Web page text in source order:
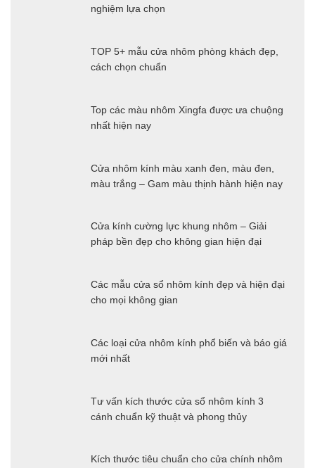
nghiệm lựa chọn
TOP 5+ mẫu cửa nhôm phòng khách đẹp,
cách chọn chuẩn
Top các màu nhôm Xingfa được ưa chuộng
nhất hiện nay
Cửa nhôm kính màu xanh đen, màu đen,
màu trắng – Gam màu thịnh hành hiện nay
Cửa kính cường lực khung nhôm – Giải
pháp bền đẹp cho không gian hiện đại
Các mẫu cửa sổ nhôm kính đẹp và hiện đại
cho mọi không gian
Các loại cửa nhôm kính phổ biến và báo giá
mới nhất
Tư vấn kích thước cửa sổ nhôm kính 3
cánh chuẩn kỹ thuật và phong thủy
Kích thước tiêu chuẩn cho cửa chính nhôm